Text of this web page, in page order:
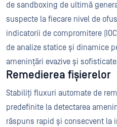
de sandboxing de ultimă
suspecte la fiecare nivel de
indicatorii de compromitere
de analize statice și dinamice
amenințări evazive și
Remedierea fișierelor
Stabiliți fluxuri automate de
predefinite la detectarea
răspuns rapid și consecvent la